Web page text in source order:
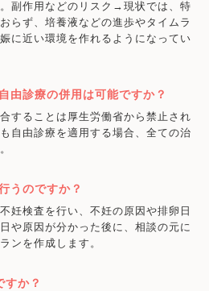
副作用などのリスク→現状では、特
らず、培養液などの進歩やタイムラ
に近い環境を作れるようになってい
由診療の併用は可能ですか？
することは厚生労働省から禁止され
自由診療を適用する場合、全ての治
うのですか？
妊検査を行い、不妊の原因や排卵日
や原因が分かった後に、相談の元に
ンを作成します。
すか？